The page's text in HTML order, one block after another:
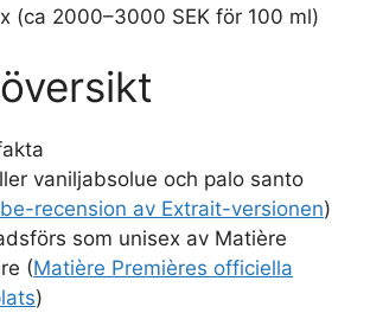
(ca 2000–3000 SEK för 100 ml)
vaniljabsolue och palo santo
recension av Extrait-versionen)
som unisex av Matière
(Matière Premières officiella
)